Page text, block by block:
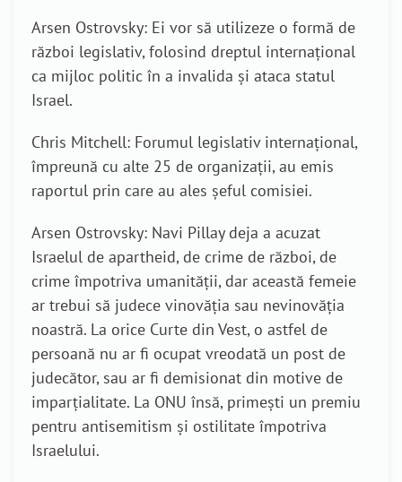
Arsen Ostrovsky: Ei vor să utilizeze o formă de
război legislativ, folosind dreptul internațional
ca mijloc politic în a invalida și ataca statul
Israel.
Chris Mitchell: Forumul legislativ internațional,
împreună cu alte 25 de organizații, au emis
raportul prin care au ales șeful comisiei.
Arsen Ostrovsky: Navi Pillay deja a acuzat
Israelul de apartheid, de crime de război, de
crime împotriva umanității, dar această femeie
ar trebui să judece vinovăția sau nevinovăția
noastră. La orice Curte din Vest, o astfel de
persoană nu ar fi ocupat vreodată un post de
judecător, sau ar fi demisionat din motive de
imparțialitate. La ONU însă, primești un premiu
pentru antisemitism și ostilitate împotriva
Israelului.